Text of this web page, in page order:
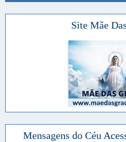
Site Mãe
Mensagens do Céu